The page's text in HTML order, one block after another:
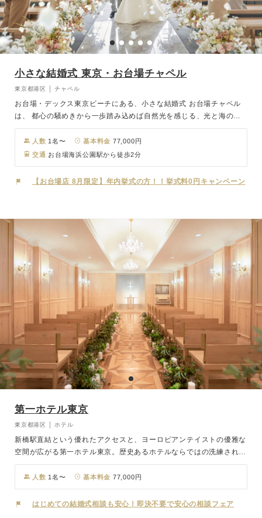
小さな結婚式 東京・お台場チャペル
東京都港区 │ チャペル
お台場・デックス東京ビーチにある、小さな結婚式 お台場チャペル
は、 都心の騒めきから一歩踏み込めば自然光を感じる、光と海の水
面が織りなすチャペル。 素材を大事にした、木材・石材・アート・
植物など本物を使った上質なしつらえ。 ステンレス格子に複雑に映
り込む光と海と東京の景色。 時間の流れと共に変化するチャペル、
夜には東京の夜景映り込みロマンチックなナイトウェディングが叶い
ます。 併設されたレストラン会場で挙式後の会食・パーティも行な
人数 1名〜 基本料金 77,000円
交通 お台場海浜公園駅から徒歩2分
【お台場店 8月限定】年内挙式の方！！挙式料0円キャンペーン
第一ホテル東京
東京都港区 │ ホテル
新橋駅直結という優れたアクセスと、ヨーロピアンテイストの優雅な
空間が広がる第一ホテル東京。歴史あるホテルならではの洗練された
サービスと美食で、大切なゲストを心からお迎えします。 木の温も
りに包まれたチャペルは、幸せへの願いを叶える星をイメージした組
木デザインのバージンロードが特徴。 大切なゲストを近くに感じら
れる暖かみのある落ち着いた空間です。 ホテル館内は贅を尽くした
人数 1名〜 基本料金 77,000円
はじめての結婚式相談も安心！即決不要で安心の相談フェア